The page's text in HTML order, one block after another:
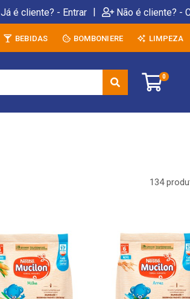
Já é cliente? - Entrar | Não é cliente? -
BEBIDAS BOMBONIERE LIMPEZA
0
134